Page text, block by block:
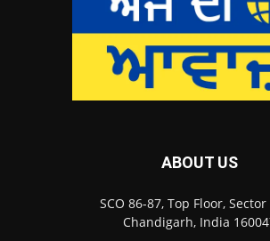
ABOUT US
SCO 86-87, Top Floor, Sector
Chandigarh, India